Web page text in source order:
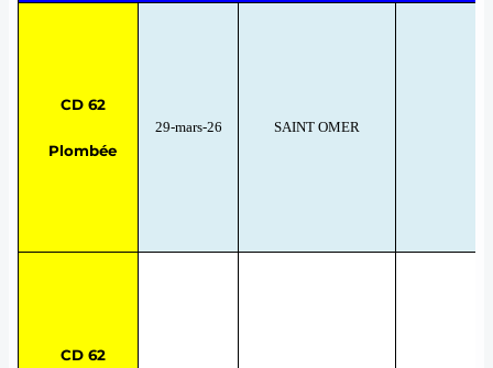
CD 62
Plombée
29-mars-26 SAINT OMER
CD 62